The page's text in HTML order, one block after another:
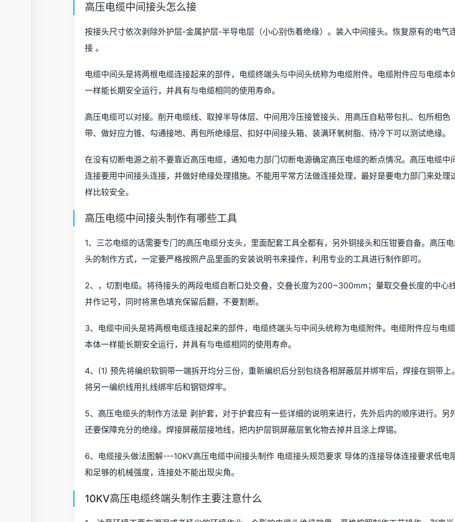
高压电缆中间接头怎么接
按接头尺寸依次剥除外护层-金属护层-半导电层（小心别伤着绝缘）。装入中间接头。恢复原有的电气
接 。
电缆中间头是将两根电缆连接起来的部件，电缆终端头与中间头统称为电缆附件。电缆附件应与电缆本
一样能长期安全运行，并具有与电缆相同的使用寿命。
高压电缆可以对接。削开电缆线、取掉半导体层、中间用冷压接管接头、用高压自粘带包扎、包所相色
带、做好应力锥、勾通接地、再包所绝缘层、扣好中间接头箱、装满环氧树脂、待冷下可以测试绝缘。
在没有切断电源之前不要靠近高压电缆，通知电力部门切断电源确定高压电缆的断点情况。高压电缆中
连接要用中间接头连接，并做好绝缘处理措施。不能用平常方法做连接处理，最好是要电力部门来处理
样比较安全。
高压电缆中间接头制作有哪些工具
1、三芯电缆的话需要专门的高压电缆分支头，里面配套工具全都有，另外铜接头和压钳要自备。高压
头的制作方式，一定要严格按照产品里面的安装说明书来操作，利用专业的工具进行制作即可。
2、，切割电缆。将待接头的两段电缆自断口处交叠，交叠长度为200~300mm；量取交叠长度的中心
并作记号，同时将黑色填充保留后翻，不要割断。
3、电缆中间头是将两根电缆连接起来的部件，电缆终端头与中间头统称为电缆附件。电缆附件应与电缆
本体一样能长期安全运行，并具有与电缆相同的使用寿命。
4、(1) 预先将编织软铜带一端拆开均分三份，重新编织后分别包绕各相屏蔽层并绑牢后，焊接在铜带上。
将另一编织线用扎线绑牢后和钢铠焊牢。
5、高压电缆头的制作方法是 剥护套，对于护套应有一些详细的说明来进行，先外后内的顺序进行。另
还要保障充分的绝缘。焊接屏蔽层接地线，把内护层铜屏蔽层氧化物去掉并且涂上焊锡。
6、电缆接头做法图解---10KV高压电缆中间接头制作 电缆接头规范要求 导体的连接导体连接要求低电
和足够的机械强度，连接处不能出现尖角。
10KV高压电缆终端头制作主要注意什么